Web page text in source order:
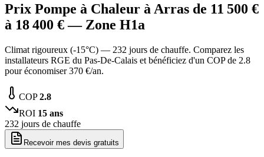
Prix Pompe à Chaleur à Arras de 11 500 €
à 18 400 € — Zone H1a
Climat rigoureux (-15°C) — 232 jours de chauffe. Comparez les
installateurs RGE du Pas-De-Calais et bénéficiez d'un COP de 2.8
pour économiser 370 €/an.
COP2.8
ROI 15 ans
232 jours de chauffe
Recevoir mes devis gratuits